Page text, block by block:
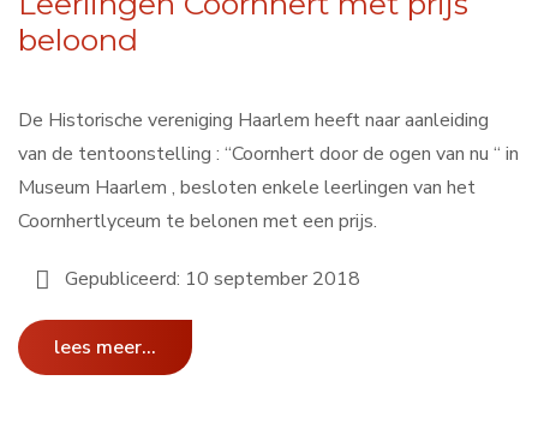
beloond
De Historische vereniging Haarlem heeft naar aanleiding
van de tentoonstelling : “Coornhert door de ogen van nu “ in
Museum Haarlem , besloten enkele leerlingen van het
Coornhertlyceum te belonen met een prijs.
Gepubliceerd: 10 september 2018
lees meer...